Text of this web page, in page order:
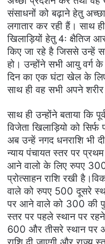
संसाधनों को बढ़ाने हेतु
लगातार कर रही हैं। साथ
खिलाड़ियों हेतु 4ः क्षैतिज
किए जा रहे है जिससे उन्हें
हो। उन्होंने सभी आयु वर्ग
दिन का एक घंटा खेल के
साथ ही वह सभी अपने
साथ ही उन्होंने बताया कि
विजेता खिलाड़ियो को
अब उन्हें नगद धनराशि भी
न्याय पंचायत स्तर पर
आने वालो के लिए रुपए
प्रोत्साहन राशि रखी
वाले को रुपए 500 दूसरे
पर आने वाले को 300 की
स्तर पर पहले स्थान पर
600 और तीसरे स्थान पर